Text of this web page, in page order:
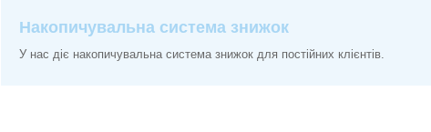
Накопичувальна система знижок
У нас діє накопичувальна система знижок для постійних клієнтів.